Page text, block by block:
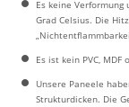
Es keine
Grad Celsius. Die
Es ist kein PVC, MDF
Unsere Paneele
Strukturdicken. Die